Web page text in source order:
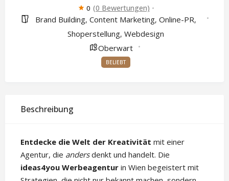
0 (0 Bewertungen)
Brand Building, Content Marketing, Online-PR,
Shoperstellung, Webdesign
Oberwart
BELIEBT
Beschreibung
Entdecke die Welt der Kreativität mit einer
Agentur, die andersdenkt und handelt. Die
ideas4you Werbeagentur in Wien begeistert mit